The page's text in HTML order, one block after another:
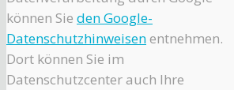
können Sie den Google-
Datenschutzhinweisenentnehmen.
Dort können Sie im
Datenschutzcenter auch Ihre